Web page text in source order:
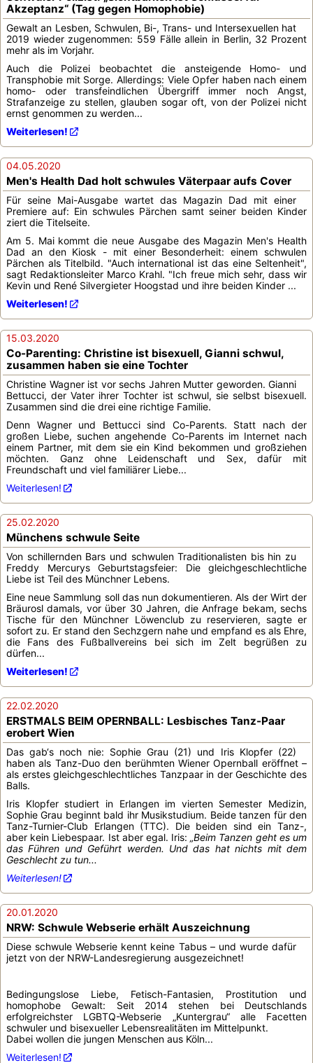
Akzeptanz“ (Tag gegen Homophobie)
Gewalt an Lesben, Schwulen, Bi-, Trans- und Intersexuellen hat
2019 wieder zugenommen: 559 Fälle allein in Berlin, 32 Prozent
mehr als im Vorjahr.
Auch die Polizei beobachtet die ansteigende Homo- und
Transphobie mit Sorge. Allerdings: Viele Opfer haben nach einem
homo- oder transfeindlichen Übergriff immer noch Angst,
Strafanzeige zu stellen, glauben sogar oft, von der Polizei nicht
ernst genommen zu werden...
Weiterlesen!
04.05.2020
Men's Health Dad holt schwules Väterpaar aufs Cover
Für seine Mai-Ausgabe wartet das Magazin Dad mit einer
Premiere auf: Ein schwules Pärchen samt seiner beiden Kinder
ziert die Titelseite.
Am 5. Mai kommt die neue Ausgabe des Magazin Men's Health
Dad an den Kiosk - mit einer Besonderheit: einem schwulen
Pärchen als Titelbild. "Auch international ist das eine Seltenheit",
sagt Redaktionsleiter Marco Krahl. "Ich freue mich sehr, dass wir
Kevin und René Silvergieter Hoogstad und ihre beiden Kinder ...
Weiterlesen!
15.03.2020
Co-Parenting: Christine ist bisexuell, Gianni schwul,
zusammen haben sie eine Tochter
Christine Wagner ist vor sechs Jahren Mutter geworden. Gianni
Bettucci, der Vater ihrer Tochter ist schwul, sie selbst bisexuell.
Zusammen sind die drei eine richtige Familie.
Denn Wagner und Bettucci sind Co-Parents. Statt nach der
großen Liebe, suchen angehende Co-Parents im Internet nach
einem Partner, mit dem sie ein Kind bekommen und großziehen
möchten. Ganz ohne Leidenschaft und Sex, dafür mit
Freundschaft und viel familiärer Liebe...
Weiterlesen!
25.02.2020
Münchens schwule Seite
Von schillernden Bars und schwulen Traditionalisten bis hin zu
Freddy Mercurys Geburtstagsfeier: Die gleichgeschlechtliche
Liebe ist Teil des Münchner Lebens.
Eine neue Sammlung soll das nun dokumentieren. Als der Wirt der
Bräurosl damals, vor über 30 Jahren, die Anfrage bekam, sechs
Tische für den Münchner Löwenclub zu reservieren, sagte er
sofort zu. Er stand den Sechzgern nahe und empfand es als Ehre,
die Fans des Fußballvereins bei sich im Zelt begrüßen zu
dürfen...
Weiterlesen!
22.02.2020
ERSTMALS BEIM OPERNBALL: Lesbisches Tanz-Paar
erobert Wien
Das gab‘s noch nie: Sophie Grau (21) und Iris Klopfer (22)
haben als Tanz-Duo den berühmten Wiener Opernball eröffnet –
als erstes gleichgeschlechtliches Tanzpaar in der Geschichte des
Balls.
Iris Klopfer studiert in Erlangen im vierten Semester Medizin,
Sophie Grau beginnt bald ihr Musikstudium. Beide tanzen für den
Tanz-Turnier-Club Erlangen (TTC). Die beiden sind ein Tanz-,
aber kein Liebespaar. Ist aber egal. Iris:„Beim Tanzen geht es um
das Führen und Geführt werden. Und das hat nichts mit dem
Geschlecht zu tun...
Weiterlesen!
20.01.2020
NRW: Schwule Webserie erhält Auszeichnung
Diese schwule Webserie kennt keine Tabus – und wurde dafür
jetzt von der NRW-Landesregierung ausgezeichnet!
Bedingungslose Liebe, Fetisch-Fantasien, Prostitution und
homophobe Gewalt: Seit 2014 stehen bei Deutschlands
erfolgreichster LGBTQ-Webserie „Kuntergrau“ alle Facetten
schwuler und bisexueller Lebensrealitäten im Mittelpunkt.
Dabei wollen die jungen Menschen aus Köln...
Weiterlesen!